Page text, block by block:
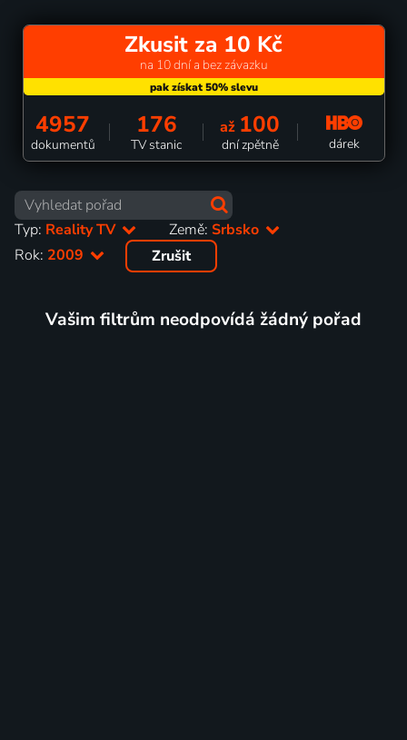
Zkusit za 10 Kč
na 10 dní a bez závazku
4957
dokumentů
176
TV stanic
až 100
dní zpětně dárek
Typ: Reality TV Země:Srbsko
Rok: 2009 Zrušit
Vašim filtrům neodpovídá žádný pořad